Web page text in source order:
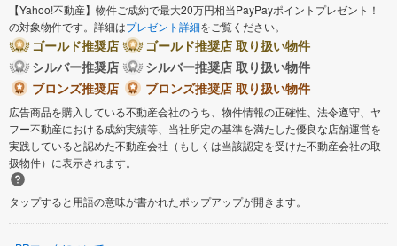
【Yahoo!不動産】物件ご成約で最大20万円相当PayPayポイントプレゼント！
の対象物件です。詳細はプレゼント詳細をご覧ください。
ゴールド推奨店
ゴールド推奨店 取り扱い物件
シルバー推奨店
シルバー推奨店 取り扱い物件
ブロンズ推奨店
ブロンズ推奨店 取り扱い物件
広告商品を購入している不動産会社のうち、物件情報の正確性、法令遵守、ヤ
フー不動産における成約実績等、当社所定の基準を満たした優良な店舗運営を
実践していると認めた不動産会社（もしくは当該認定を受けた不動産会社の取
扱物件）に表示されます。
タップすると用語の意味が書かれたポップアップが開きます。